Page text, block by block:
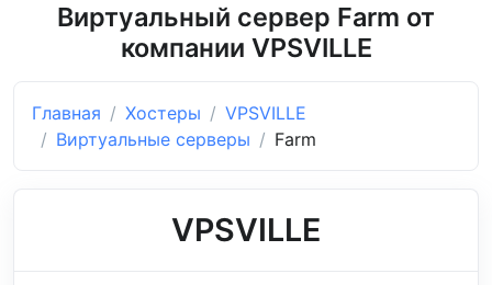
Виртуальный сервер Farm от
компании VPSVILLE
Главная Хостеры
VPSVILLE
Виртуальные серверы
Farm
VPSVILLE